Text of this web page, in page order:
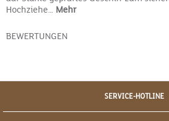
Hochziehe… Mehr
BEWERTUNGEN
SERVICE-HOTLINE